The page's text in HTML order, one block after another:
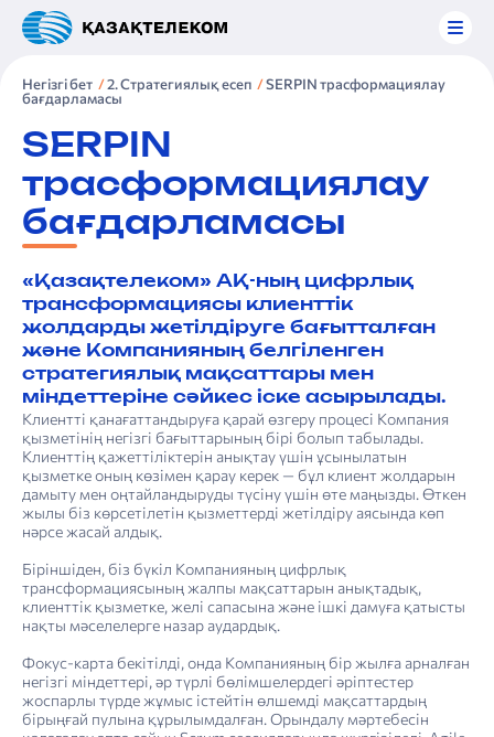
Негізгі бет 2. Стратегиялық есеп
SERPIN трасформация­лау
бағдарламасы
SERPIN
трасформация­лау
бағдарламасы
«Қазақтелеком» АҚ-ның цифрлық
трансформациясы клиенттік
жолдарды жетілдіруге бағытталған
және Компанияның белгіленген
стратегиялық мақсаттары мен
міндеттеріне сәйкес іске асырылады.
Клиентті қанағаттандыруға қарай өзгеру процесі Компания
қызметінің негізгі бағыттарының бірі болып табылады.
Клиенттің қажеттіліктерін анықтау үшін ұсынылатын
қызметке оның көзімен қарау керек — бұл клиент жолдарын
дамыту мен оңтайландыруды түсіну үшін өте маңызды. Өткен
жылы біз көрсетілетін қызметтерді жетілдіру аясында көп
нәрсе жасай алдық.
Біріншіден, біз бүкіл Компанияның цифрлық
трансформациясының жалпы мақсаттарын анықтадық,
клиенттік қызметке, желі сапасына және ішкі дамуға қатысты
нақты мәселелерге назар аудардық.
Фокус-карта бекітілді, онда Компанияның бір жылға арналған
негізгі міндеттері, әр түрлі бөлімшелердегі әріптестер
жоспарлы түрде жұмыс істейтін өлшемді мақсаттардың
бірыңғай пулына құрылымдалған. Орындалу мәртебесін